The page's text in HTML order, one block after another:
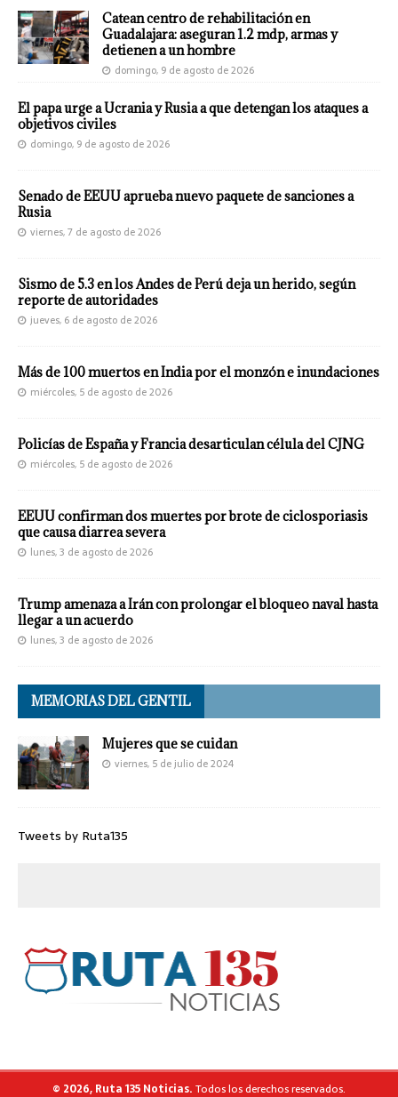
Catean centro de rehabilitación en
Guadalajara: aseguran 1.2 mdp, armas y
detienen a un hombre
domingo, 9 de agosto de 2026
El papa urge a Ucrania y Rusia a que detengan los ataques a
objetivos civiles
domingo, 9 de agosto de 2026
Senado de EEUU aprueba nuevo paquete de sanciones a
Rusia
viernes, 7 de agosto de 2026
Sismo de 5.3 en los Andes de Perú deja un herido, según
reporte de autoridades
jueves, 6 de agosto de 2026
Más de 100 muertos en India por el monzón e inundaciones
miércoles, 5 de agosto de 2026
Policías de España y Francia desarticulan célula del CJNG
miércoles, 5 de agosto de 2026
EEUU confirman dos muertes por brote de ciclosporiasis
que causa diarrea severa
lunes, 3 de agosto de 2026
Trump amenaza a Irán con prolongar el bloqueo naval hasta
llegar a un acuerdo
lunes, 3 de agosto de 2026
MEMORIAS DEL GENTIL
Mujeres que se cuidan
viernes, 5 de julio de 2024
Tweets by Ruta135
© 2026, Ruta 135 Noticias. Todos los derechos reservados.